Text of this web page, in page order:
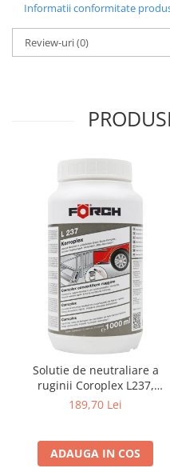
Informatii conformitate
Review-uri(0)
Solutie de neutraliare a
ruginii Coroplex L237,
1000ml, convertor rugina,
189,70 Lei
ADAUGA IN COS